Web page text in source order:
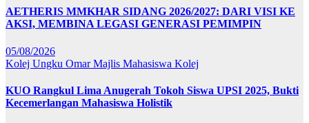
AETHERIS MMKHAR SIDANG 2026/2027: DARI VISI KE
AKSI, MEMBINA LEGASI GENERASI PEMIMPIN
05/08/2026
Kolej Ungku OmarMajlis Mahasiswa Kolej
KUO Rangkul Lima Anugerah Tokoh Siswa UPSI 2025, Bukti
Kecemerlangan Mahasiswa Holistik